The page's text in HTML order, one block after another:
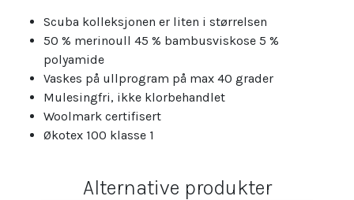
Scuba kolleksjonen er liten i størrelsen
50 % merinoull 45 % bambusviskose 5 %
polyamide
Vaskes på ullprogram på max 40 grader
Mulesingfri, ikke klorbehandlet
Woolmark certifisert
Økotex 100 klasse 1
Alternative produkter